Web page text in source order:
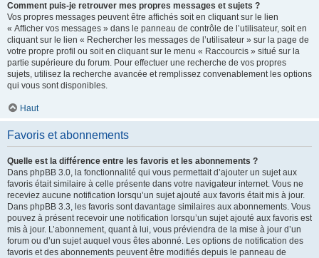
Comment puis-je retrouver mes propres messages et sujets ?
Vos propres messages peuvent être affichés soit en cliquant sur le lien
« Afficher vos messages » dans le panneau de contrôle de l’utilisateur, soit en
cliquant sur le lien « Rechercher les messages de l’utilisateur » sur la page de
votre propre profil ou soit en cliquant sur le menu « Raccourcis » situé sur la
partie supérieure du forum. Pour effectuer une recherche de vos propres
sujets, utilisez la recherche avancée et remplissez convenablement les options
qui vous sont disponibles.
Haut
Favoris et abonnements
Quelle est la différence entre les favoris et les abonnements ?
Dans phpBB 3.0, la fonctionnalité qui vous permettait d’ajouter un sujet aux
favoris était similaire à celle présente dans votre navigateur internet. Vous ne
receviez aucune notification lorsqu’un sujet ajouté aux favoris était mis à jour.
Dans phpBB 3.3, les favoris sont davantage similaires aux abonnements. Vous
pouvez à présent recevoir une notification lorsqu’un sujet ajouté aux favoris est
mis à jour. L’abonnement, quant à lui, vous préviendra de la mise à jour d’un
forum ou d’un sujet auquel vous êtes abonné. Les options de notification des
favoris et des abonnements peuvent être modifiés depuis le panneau de